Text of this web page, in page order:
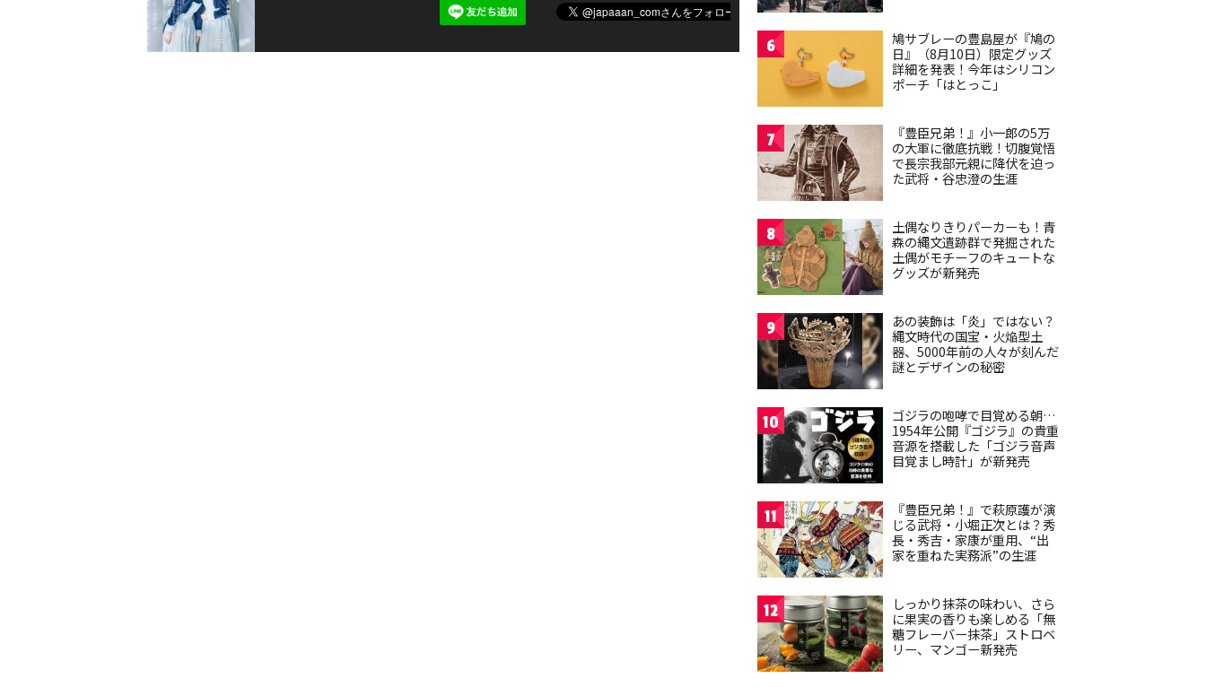
6
鳩サブレーの豊島屋が『鳩の
日』（8月10日）限定グッズ
詳細を発表！今年はシリコン
ポーチ「はとっこ」
7
『豊臣兄弟！』小一郎の5万
の大軍に徹底抗戦！切腹覚悟
で長宗我部元親に降伏を迫っ
た武将・谷忠澄の生涯
8
土偶なりきりパーカーも！青
森の縄文遺跡群で発掘された
土偶がモチーフのキュートな
グッズが新発売
9
あの装飾は「炎」ではない？
縄文時代の国宝・火焔型土
器、5000年前の人々が刻んだ
謎とデザインの秘密
10
ゴジラの咆哮で目覚める朝…
1954年公開『ゴジラ』の貴重
音源を搭載した「ゴジラ音声
目覚まし時計」が新発売
11
『豊臣兄弟！』で萩原護が演
じる武将・小堀正次とは？秀
長・秀吉・家康が重用、“出
家を重ねた実務派”の生涯
12
しっかり抹茶の味わい、さら
に果実の香りも楽しめる「無
糖フレーバー抹茶」ストロベ
リー、マンゴー新発売